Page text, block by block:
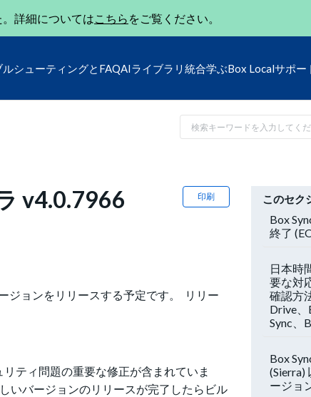
詳細についてはこちら をご覧ください。
ルシューティングとFAQAIライブラリ 統合学ぶBox Localサポー
印刷
v4.0.7966
ジョンをリリースする予定です。 リリー
ティ問題の重要な修正が含まれていま
いバージョンのリリースが完了したらビル
このセク
Box
終了
日本時
要な対
確認方
Drive、
Sync、
Box
(Sierra)
ージョ